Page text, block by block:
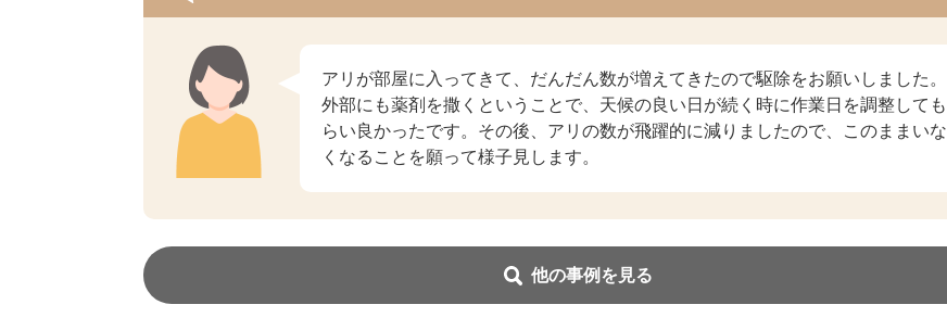
アリが部屋に入ってきて、だんだん数が増えてきたので駆除をお願いしました。
外部にも薬剤を撒くということで、天候の良い日が続く時に作業日を調整しても
らい良かったです。その後、アリの数が飛躍的に減りましたので、このままいな
くなることを願って様子見します。
他の事例を見る